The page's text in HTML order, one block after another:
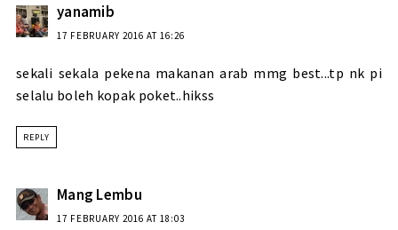
yanamib
17 FEBRUARY 2016 AT 16:26
sekali sekala pekena makanan arab mmg best...tp nk pi
selalu boleh kopak poket..hikss
REPLY
Mang Lembu
17 FEBRUARY 2016 AT 18:03